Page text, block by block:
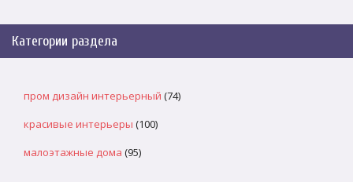
Категории раздела
пром дизайн интерьерный (74)
красивые интерьеры (100)
малоэтажные дома (95)